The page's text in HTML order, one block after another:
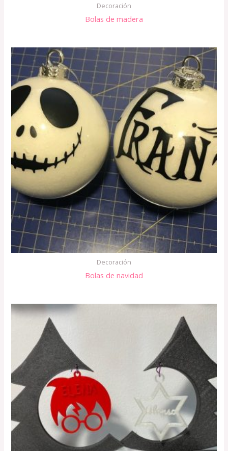
Decoración
Bolas de madera
Decoración
Bolas de navidad